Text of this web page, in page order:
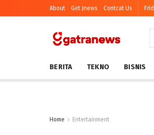
About Get Jnews Contcat Us
BERITA TEKNO BISNIS
Home Entertainment